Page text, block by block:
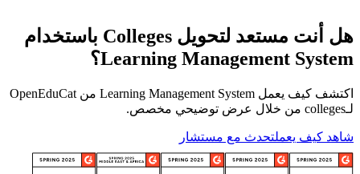
هل أنت مستعد لتحويل Colleges باستخدام
Learning Management System؟
اكتشف كيف يعمل Learning Management System من OpenEduCat
لـcolleges من خلال عرض توضيحي مخصص.
شاهد كيف يعملتحدث مع مستشار